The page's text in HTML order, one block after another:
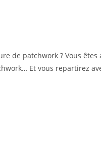
de patchwork ? Vous
Et vous repartirez